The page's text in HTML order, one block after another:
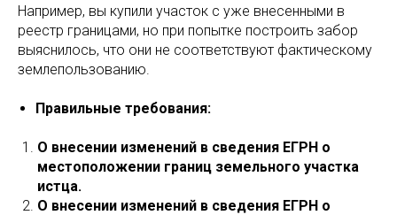
Например, вы купили участок с уже внесенными в
реестр границами, но при попытке построить забор
выяснилось, что они не соответствуют фактическому
землепользованию.
Правильные требования:
О внесении изменений в сведения ЕГРН о
местоположении границ земельного участка
истца.
О внесении изменений в сведения ЕГРН о